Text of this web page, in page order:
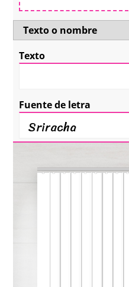
Texto o nombre
Texto
Fuente de letra